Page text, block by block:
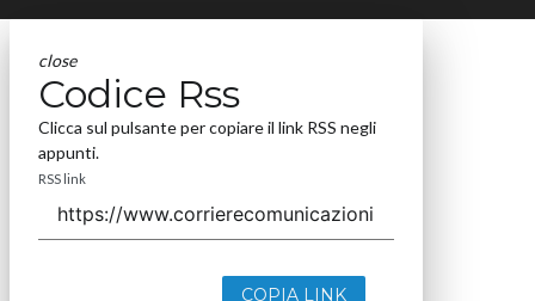
close
Codice Rss
Clicca sul pulsante per copiare il link RSS negli
appunti.
RSS link
COPIA LINK